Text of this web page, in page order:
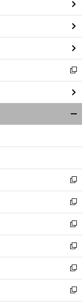
ィ
ン
ド
ウ
で
開
く
新
し
い
ウ
ィ
ン
ウ
開
く
新
し
い
ウ
ィ
ン
ド
ウ
で
開
く
新
し
い
ウ
ィ
ン
ド
ウ
で
開
新
し
い
ウ
ィ
ン
ド
ウ
新
し
い
ウ
ィ
ン
新
し
い
新